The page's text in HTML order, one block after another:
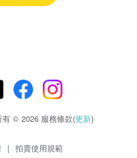
有 © 2026 服務條款(更新)
| 拍賣使用規範